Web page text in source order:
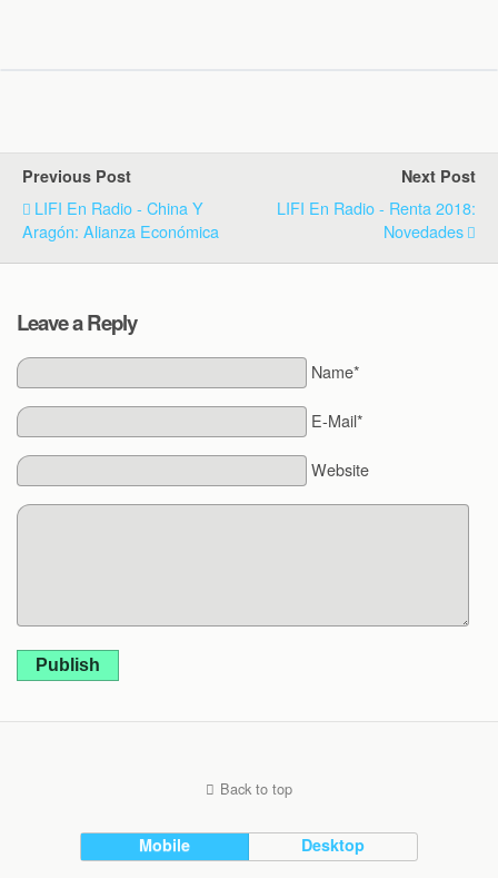
Previous Post
LIFI En Radio - China Y
Aragón: Alianza Económica
Next Post
LIFI En Radio - Renta 2018:
Novedades
Leave a Reply
Name*
E-Mail*
Website
Publish
Back to top
Mobile Desktop